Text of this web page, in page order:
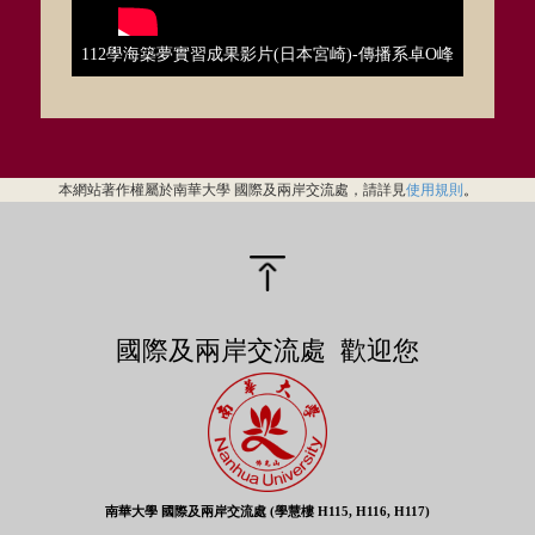
112學海築夢實習成果影片(日本宮崎)-傳播系卓O峰
本網站著作權屬於南華大學 國際及兩岸交流處，請詳見 使用規則 。
國際及兩岸交流處 歡迎您
南華大學 國際及兩岸交流處 (學慧樓 H115, H116, H117)